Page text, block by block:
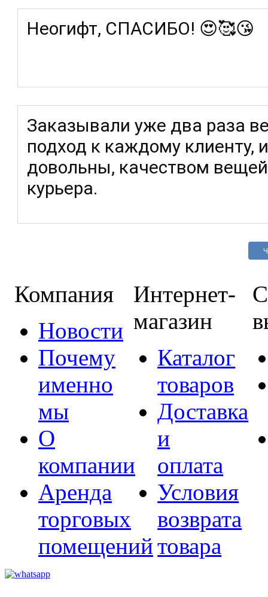
Неогифт, СПАСИБО! 😍🥰😘
Заказывали уже два раза
подход к каждому клиенту,
довольны, качеством
курьера.
Компания
Новости
Почему
именно
мы
О
компании
Аренда
торговых
помещений
Интернет-
магазин
Каталог
товаров
Доставка
и
оплата
Условия
возврата
товара